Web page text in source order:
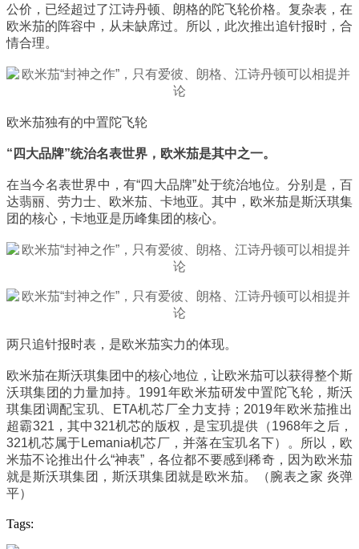
公价，已经超过了江诗丹顿、朗格的陀飞轮价格。复杂表，在
欧米茄的阵容中，从未缺席过。所以，此次推出追针报时，合
情合理。
欧米茄独有的中置陀飞轮
“四大品牌”统治名表世界，欧米茄是其中之一。
在当今名表世界中，有“四大品牌”处于统治地位。分别是，百
达翡丽、劳力士、欧米茄、卡地亚。其中，欧米茄是斯沃琪集
团的核心，卡地亚是历峰集团的核心。
两只追针报时表，是欧米茄实力的体现。
欧米茄在斯沃琪集团中的核心地位，让欧米茄可以获得整个斯
沃琪集团的力量加持。1991年欧米茄研发中置陀飞轮，斯沃
琪集团调配宝玑、ETA机芯厂全力支持；2019年欧米茄推出
超霸321，其中321机芯的版权，是宝玑提供（1968年之后，
321机芯属于Lemania机芯厂，并落在宝玑名下）。所以，欧
米茄不论推出什么“神表”，各位都不要感到稀奇，因为欧米茄
就是斯沃琪集团，斯沃琪集团就是欧米茄。（腕表之家 炎弹
平）
Tags: